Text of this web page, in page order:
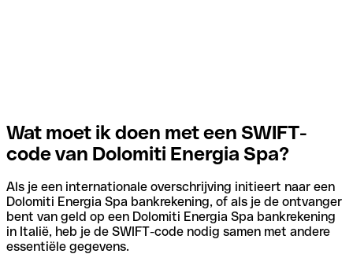
Wat moet ik doen met een SWIFT-
code van Dolomiti Energia Spa?
Als je een internationale overschrijving initieert naar een
Dolomiti Energia Spa bankrekening, of als je de ontvanger
bent van geld op een Dolomiti Energia Spa bankrekening
in Italië, heb je de SWIFT-code nodig samen met andere
essentiële gegevens.